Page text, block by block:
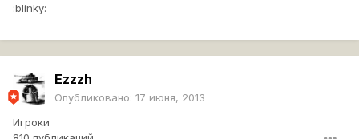
:blinky:
Ezzzh
Опубликовано: 17 июня, 2013
Игроки